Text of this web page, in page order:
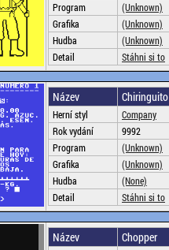
Program
(Unknown)
Grafika
(Unknown)
Hudba
(Unknown)
Detail
Stáhni si to
Název Chiringuito
Herní styl
Company
Rok vydání
9992
Program
(Unknown)
Grafika
(Unknown)
Hudba
(None)
Detail
Stáhni si to
Název Chopper